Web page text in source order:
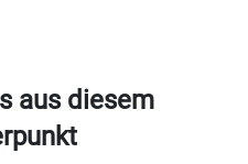
aus diesem